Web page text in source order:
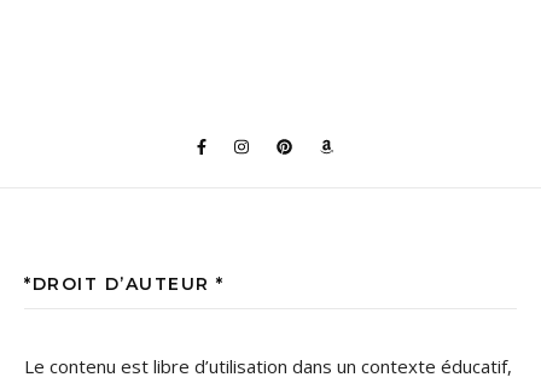
*DROIT D’AUTEUR *
Le contenu est libre d’utilisation dans un contexte éducatif,